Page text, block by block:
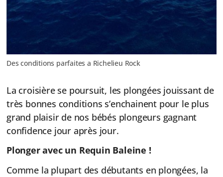
Des conditions parfaites a Richelieu Rock
La croisière se poursuit, les plongées jouissant de
très bonnes conditions s’enchainent pour le plus
grand plaisir de nos bébés plongeurs gagnant
confidence jour après jour.
Plonger avec un Requin Baleine !
Comme la plupart des débutants en plongées, la